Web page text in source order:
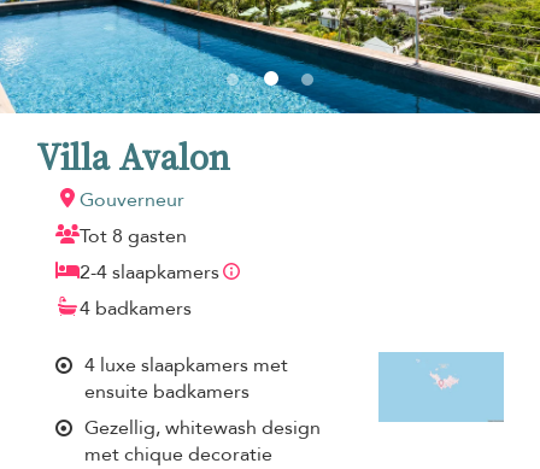
Villa Avalon
Gouverneur
Tot 8 gasten
2-4 slaapkamers
4 badkamers
4 luxe slaapkamers met
ensuite badkamers
Gezellig, whitewash design
met chique decoratie